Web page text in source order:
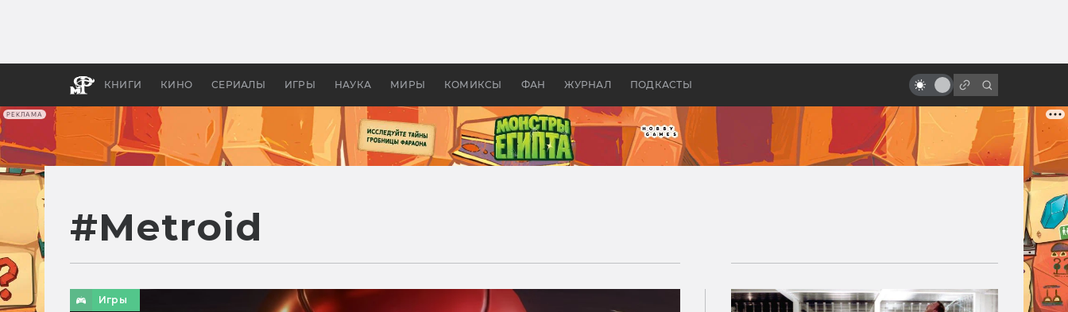
РЕКЛАМА
КНИГИ КИНО СЕРИАЛЫ ИГРЫ НАУКА МИРЫ КОМИКСЫ ФАН ЖУРНАЛ ПОДКАСТЫ
апокалипсис, в России —
бы «Властелина колец»
про идею под маской
#Metroid
Игры